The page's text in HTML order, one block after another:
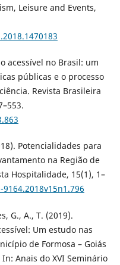
Leisure and Events,
acessível no Brasil: um
públicas e o processo
Revista Brasileira
Potencialidades para
na Região de
Hospitalidade, 15(1), 1–
G., A., T. (2019).
Um estudo nas
de Formosa – Goiás
Anais do XVI Seminário